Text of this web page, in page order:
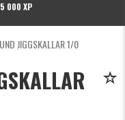
5 000 XP
JIGGSKALLAR 1/0